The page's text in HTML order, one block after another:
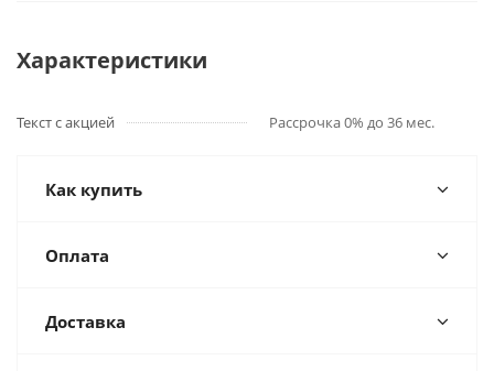
Характеристики
Текст с акцией Рассрочка 0% до 36 мес.
Как купить
Оплата
Доставка